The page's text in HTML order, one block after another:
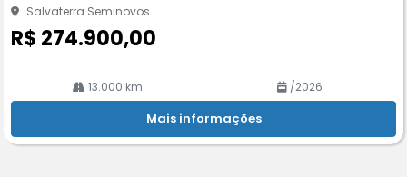
Salvaterra Seminovos
R$ 274.900,00
13.000 km /2026
Mais informações